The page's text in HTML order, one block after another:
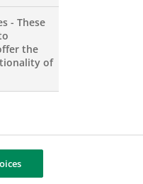
in Australia,
prezzi immobiliari del
mutuo
nel
- These
the
of